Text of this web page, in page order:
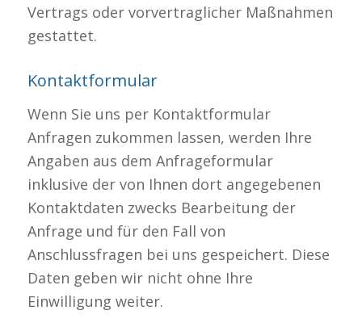
Vertrags oder vorvertraglicher Maßnahmen
gestattet.
Kontaktformular
Wenn Sie uns per Kontaktformular
Anfragen zukommen lassen, werden Ihre
Angaben aus dem Anfrageformular
inklusive der von Ihnen dort angegebenen
Kontaktdaten zwecks Bearbeitung der
Anfrage und für den Fall von
Anschlussfragen bei uns gespeichert. Diese
Daten geben wir nicht ohne Ihre
Einwilligung weiter.